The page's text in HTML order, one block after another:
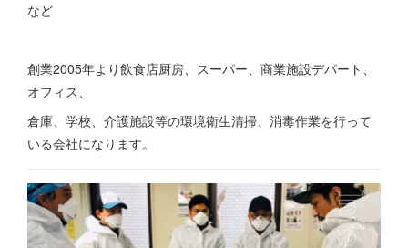
など
創業2005年より飲食店厨房、スーパー、商業施設デパート、
オフィス、
倉庫、学校、介護施設等の環境衛生清掃、消毒作業を行って
いる会社になります。